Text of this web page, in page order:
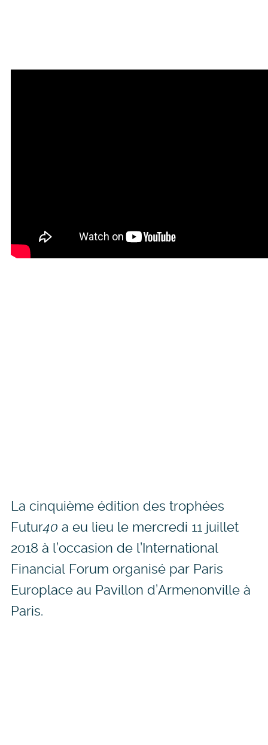
La cinquième édition des trophées
Futur40 a eu lieu le mercredi 11 juillet
2018 à l’occasion de l’International
Financial Forum organisé par Paris
Europlace au Pavillon d’Armenonville à
Paris.